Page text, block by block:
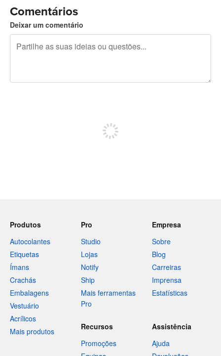
Comentários
Deixar um comentário
Produtos
Autocolantes
Etiquetas
Ímans
Crachás
Embalagens
Vestuário
Acrílicos
Mais produtos
Pro
Studio
Lojas
Notify
Ship
Mais ferramentas
Pro
Empresa
Sobre
Blog
Carreiras
Imprensa
Estatísticas
Recursos
Promoções
Assistência
Ajuda